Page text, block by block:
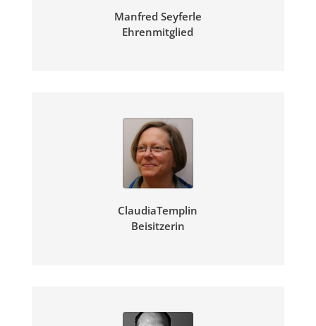
Manfred Seyferle
Ehrenmitglied
ClaudiaTemplin
Beisitzerin